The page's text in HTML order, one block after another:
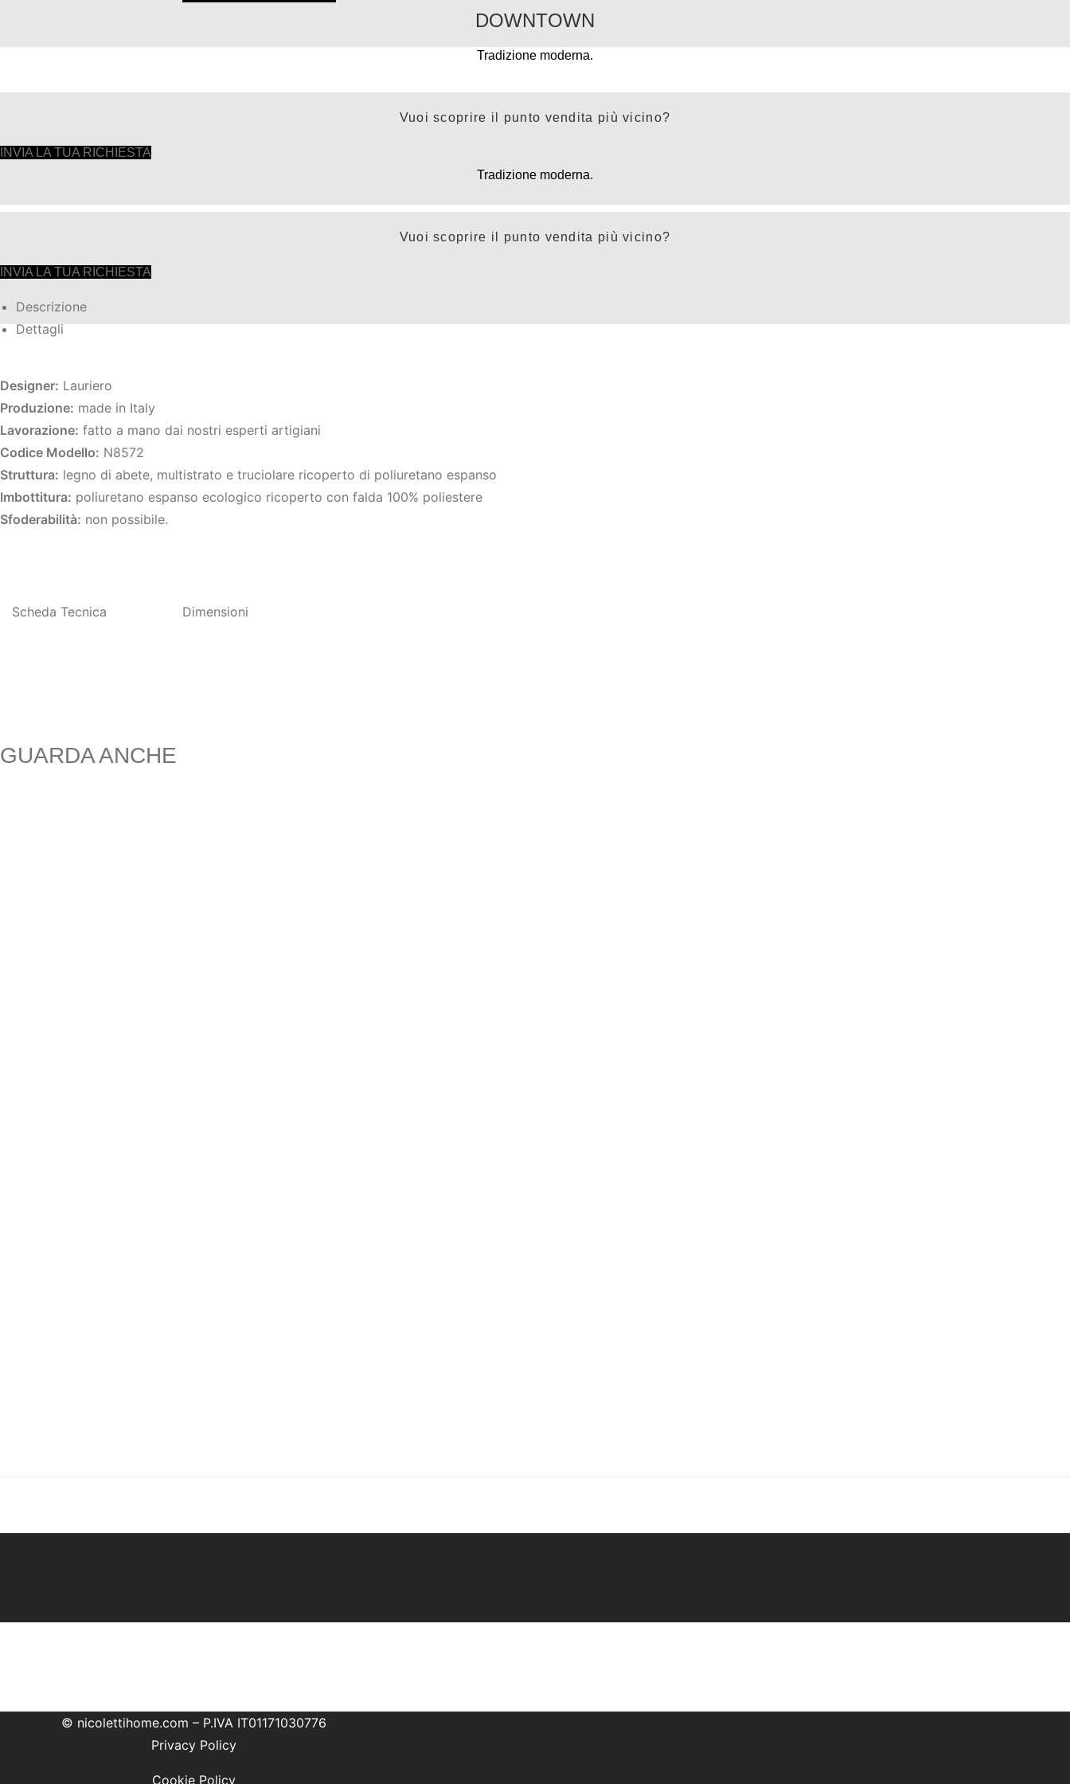
DOWNTOWN
Tradizione moderna.
Vuoi scoprire il punto vendita più vicino?
INVIA LA TUA RICHIESTA
Tradizione moderna.
Vuoi scoprire il punto vendita più vicino?
INVIA LA TUA RICHIESTA
Descrizione
Dettagli
Designer: Lauriero
Produzione: made in Italy
Lavorazione: fatto a mano dai nostri esperti artigiani
Codice Modello: N8572
Struttura: legno di abete, multistrato e truciolare ricoperto di poliuretano espanso
Imbottitura: poliuretano espanso ecologico ricoperto con falda 100% poliestere
Sfoderabilità: non possibile.
Scheda Tecnica Dimensioni
GUARDA ANCHE
© nicolettihome.com – P.IVA IT01171030776
Privacy Policy
Cookie Policy